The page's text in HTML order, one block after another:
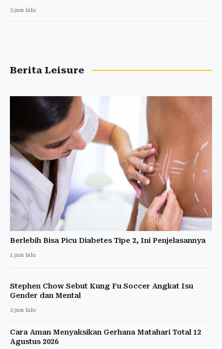
2 jam lalu
Berita Leisure
Berlebih Bisa Picu Diabetes Tipe 2, Ini Penjelasannya
1 jam lalu
Stephen Chow Sebut Kung Fu Soccer Angkat Isu
Gender dan Mental
2 jam lalu
Cara Aman Menyaksikan Gerhana Matahari Total 12
Agustus 2026